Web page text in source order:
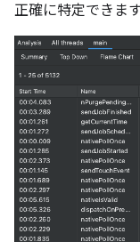
正確に特定できます